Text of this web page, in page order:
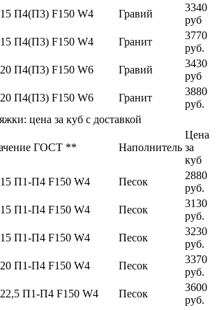
П4(П3) F150 W4 Гравий
3340
руб
П4(П3) F150 W4 Гранит
3770
руб.
П4(П3) F150 W6 Гравий
3430
руб
П4(П3) F150 W6 Гранит
3880
руб.
цена за куб с доставкой
ГОСТ ** Наполнитель
Цена
за
куб
П1-П4 F150 W4 Песок
2880
руб.
П1-П4 F150 W4 Песок
3130
руб.
П1-П4 F150 W4 Песок
3230
руб.
П1-П4 F150 W4 Песок
3370
руб.
П1-П4 F150 W4 Песок
3600
руб.